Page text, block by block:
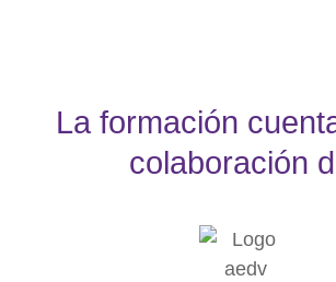
La formación
colaboración